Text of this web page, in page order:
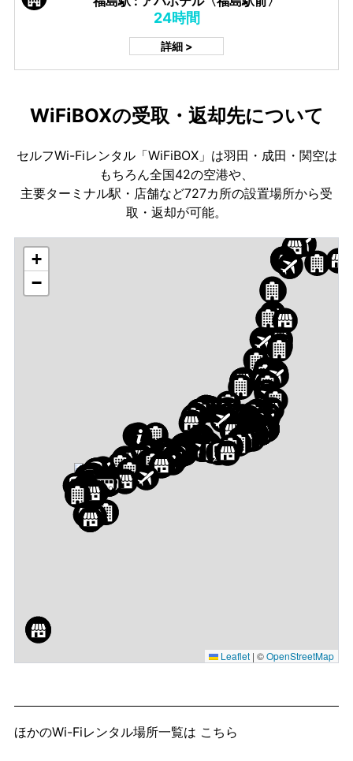
24時間
詳細 >
WiFiBOXの受取・返却先について
セルフWi-Fiレンタル「WiFiBOX」は羽田・成田・関空は
もちろん全国42の空港や、
主要ターミナル駅・店舗など727カ所の設置場所から受
取・返却が可能。
+
−
Leaflet | ©OpenStreetMap
ほかのWi-Fiレンタル場所一覧は こちら